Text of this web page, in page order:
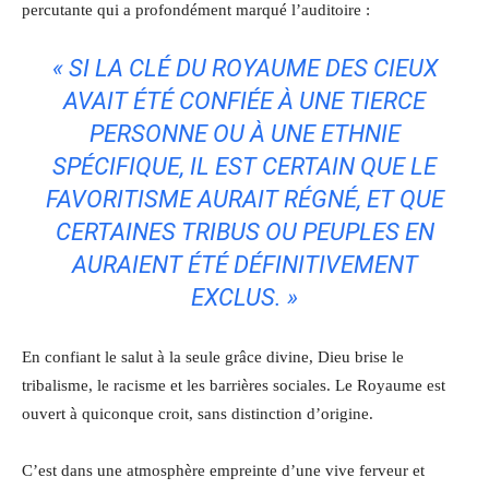
percutante qui a profondément marqué l’auditoire :
« SI LA CLÉ DU ROYAUME DES CIEUX
AVAIT ÉTÉ CONFIÉE À UNE TIERCE
PERSONNE OU À UNE ETHNIE
SPÉCIFIQUE, IL EST CERTAIN QUE LE
FAVORITISME AURAIT RÉGNÉ, ET QUE
CERTAINES TRIBUS OU PEUPLES EN
AURAIENT ÉTÉ DÉFINITIVEMENT
EXCLUS. »
En confiant le salut à la seule grâce divine, Dieu brise le
tribalisme, le racisme et les barrières sociales. Le Royaume est
ouvert à quiconque croit, sans distinction d’origine.
C’est dans une atmosphère empreinte d’une vive ferveur et